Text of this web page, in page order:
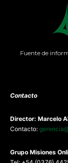
Fuente de
Contacto
Director: Marcelo
Contacto:
Grupo Misiones